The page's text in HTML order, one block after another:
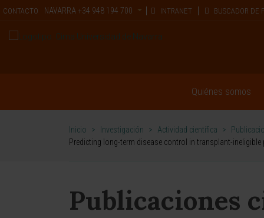
CONTACTO NAVARRA +34 948 194 700 INTRANET BUSCADOR DE
Quiénes somos
Inicio > Investigación > Actividad científica >
Predicting long-term disease control in transplant-
Publicaciones